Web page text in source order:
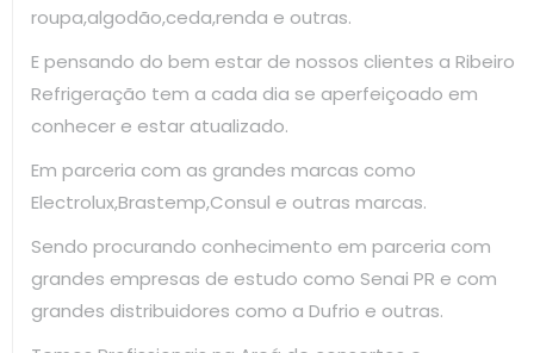
roupa,algodão,ceda,renda e outras.
E pensando do bem estar de nossos clientes a Ribeiro
Refrigeração tem a cada dia se aperfeiçoado em
conhecer e estar atualizado.
Em parceria com as grandes marcas como
Electrolux,Brastemp,Consul e outras marcas.
Sendo procurando conhecimento em parceria com
grandes empresas de estudo como Senai PR e com
grandes distribuidores como a Dufrio e outras.